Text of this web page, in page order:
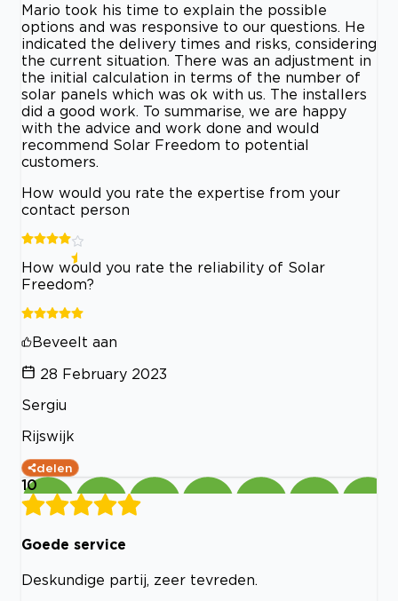
Mario took his time to explain the possible
options and was responsive to our questions. He
indicated the delivery times and risks, considering
the current situation. There was an adjustment in
the initial calculation in terms of the number of
solar panels which was ok with us. The installers
did a good work. To summarise, we are happy
with the advice and work done and would
recommend Solar Freedom to potential
customers.
How would you rate the expertise from your
contact person
How would you rate the reliability of Solar
Freedom?
Beveelt aan
28 February 2023
Sergiu
Rijswijk
delen
10
Goede service
Deskundige partij, zeer tevreden.